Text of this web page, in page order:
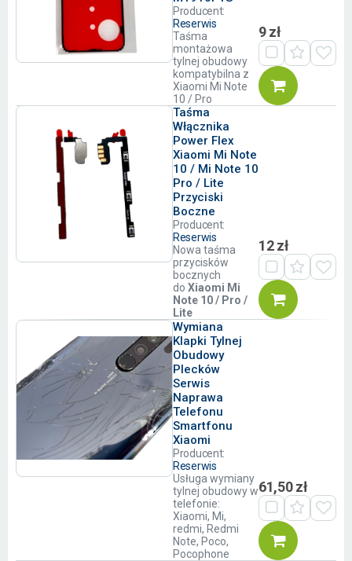
Producent:
Reserwis
Taśma
montażowa
tylnej obudowy
kompatybilna z
Xiaomi Mi Note
10 / Pro
9 zł
Taśma
Włącznika
Power Flex
Xiaomi Mi Note
10 / Mi Note 10
Pro / Lite
Przyciski
Boczne
Producent:
Reserwis
Nowa taśma
przycisków
bocznych
do Xiaomi Mi
Note 10 / Pro /
Lite
12 zł
Wymiana
Klapki Tylnej
Obudowy
Plecków
Serwis
Naprawa
Telefonu
Smartfonu
Xiaomi
Producent:
Reserwis
Usługa wymiany
tylnej obudowy w
telefonie:
Xiaomi, Mi,
redmi, Redmi
Note, Poco,
Pocophone
61,50 zł